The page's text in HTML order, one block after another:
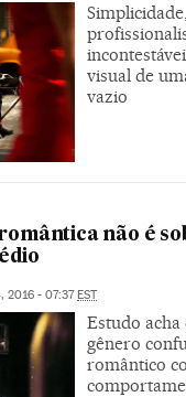
visual de
vazio
não é
2016 - 07:37EST
Estudo acha
gênero
romântico